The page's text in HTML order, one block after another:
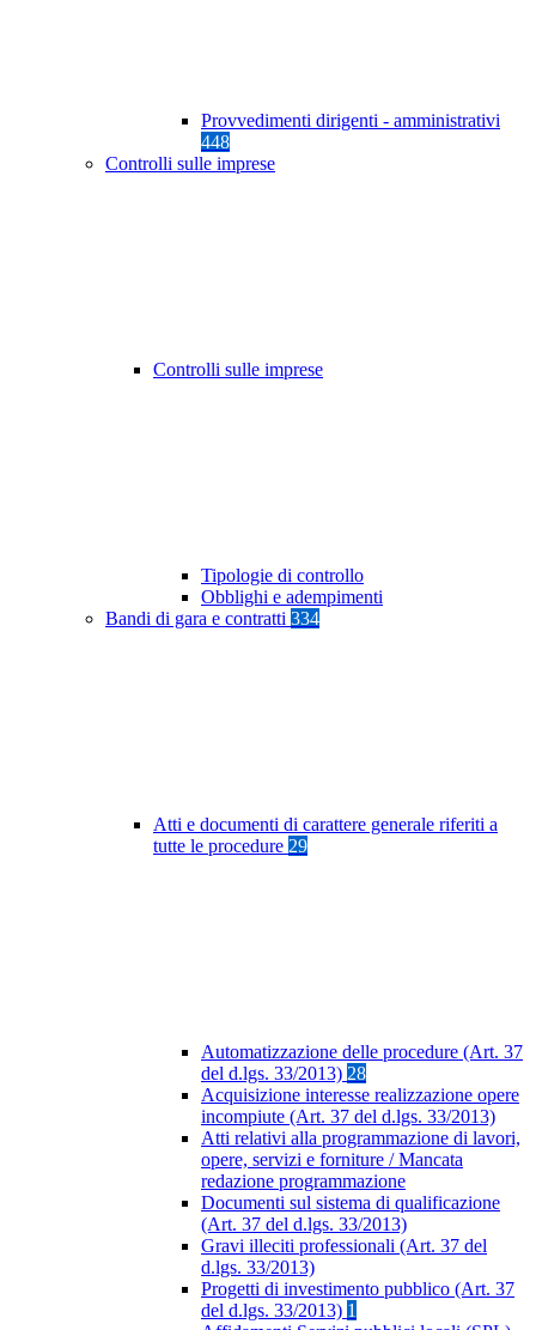
Provvedimenti dirigenti - amministrativi
448
Controlli sulle imprese
Controlli sulle imprese
Tipologie di controllo
Obblighi e adempimenti
Bandi di gara e contratti 334
Atti e documenti di carattere generale riferiti a
tutte le procedure 29
Automatizzazione delle procedure (Art. 37
del d.lgs. 33/2013) 28
Acquisizione interesse realizzazione opere
incompiute (Art. 37 del d.lgs. 33/2013)
Atti relativi alla programmazione di lavori,
opere, servizi e forniture / Mancata
redazione programmazione
Documenti sul sistema di qualificazione
(Art. 37 del d.lgs. 33/2013)
Gravi illeciti professionali (Art. 37 del
d.lgs. 33/2013)
Progetti di investimento pubblico (Art. 37
del d.lgs. 33/2013) 1